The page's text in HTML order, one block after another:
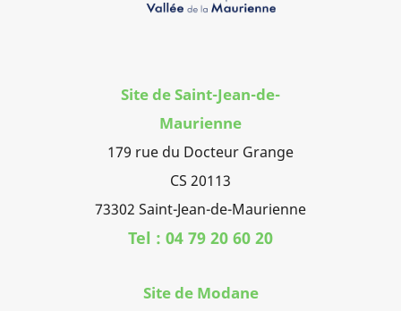
Site de Saint-Jean-de-
Maurienne
179 rue du Docteur Grange
CS 20113
73302 Saint-Jean-de-Maurienne
Tel : 04 79 20 60 20
Site de Modane